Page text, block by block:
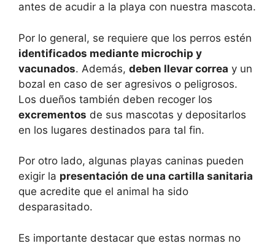
antes de acudir a la playa con nuestra mascota.
Por lo general, se requiere que los perros estén
identificados mediante microchip y
vacunados. Además, deben llevar correa y un
bozal en caso de ser agresivos o peligrosos.
Los dueños también deben recoger los
excrementos de sus mascotas y depositarlos
en los lugares destinados para tal fin.
Por otro lado, algunas playas caninas pueden
exigir la presentación de una cartilla sanitaria
que acredite que el animal ha sido
desparasitado.
Es importante destacar que estas normas no